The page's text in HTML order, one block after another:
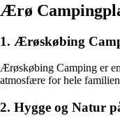
Ærø
1. Ærøskøbing
Ærøskøbing Camping er
atmosfære for hele
2. Hygge og Natur